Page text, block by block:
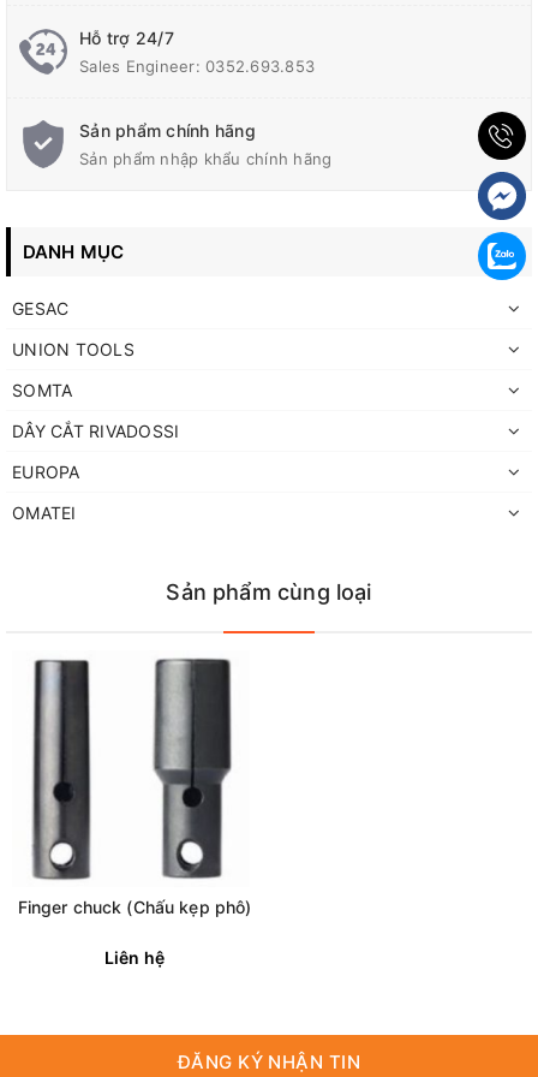
Hỗ trợ 24/7
Sales Engineer: 0352.693.853
Sản phẩm chính hãng
Sản phẩm nhập khẩu chính hãng
DANH MỤC
GESAC
UNION TOOLS
SOMTA
DÂY CẮT RIVADOSSI
EUROPA
OMATEI
Sản phẩm cùng loại
Finger chuck (Chấu kẹp phô)
Liên hệ
ĐĂNG KÝ NHẬN TIN